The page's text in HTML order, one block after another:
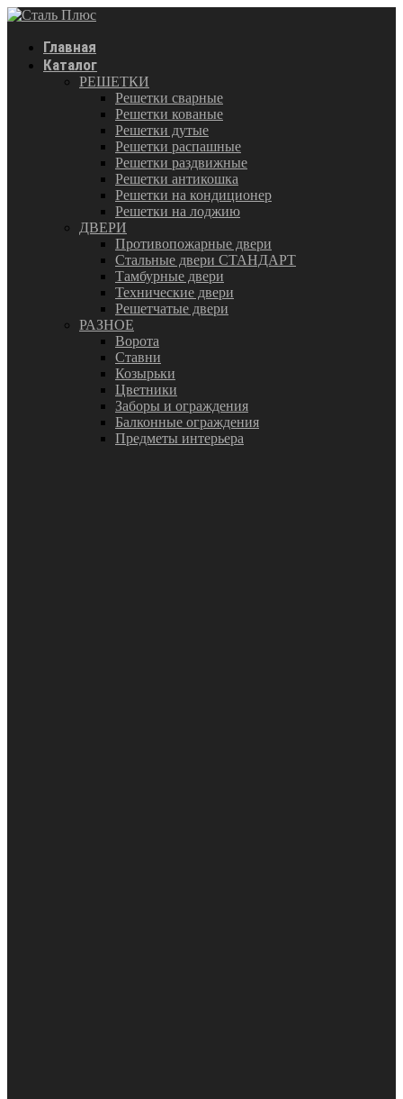
Главная
Каталог
РЕШЕТКИ
Решетки сварные
Решетки кованые
Решетки дутые
Решетки распашные
Решетки раздвижные
Решетки антикошка
Решетки на кондиционер
Решетки на лоджию
ДВЕРИ
Противопожарные двери
Стальные двери СТАНДАРТ
Тамбурные двери
Технические двери
Решетчатые двери
РАЗНОЕ
Ворота
Ставни
Козырьки
Цветники
Заборы и ограждения
Балконные ограждения
Предметы интерьера